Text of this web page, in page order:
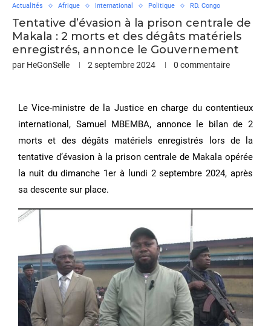
Actualités Afrique International Politique RD. Congo
Tentative d’évasion à la prison centrale de
Makala : 2 morts et des dégâts matériels
enregistrés, annonce le Gouvernement
par HeGonSelle 2 septembre 2024 0 commentaire
Le Vice-ministre de la Justice en charge du contentieux
international, Samuel MBEMBA, annonce le bilan de 2
morts et des dégâts matériels enregistrés lors de la
tentative d’évasion à la prison centrale de Makala opérée
la nuit du dimanche 1er à lundi 2 septembre 2024, après
sa descente sur place.